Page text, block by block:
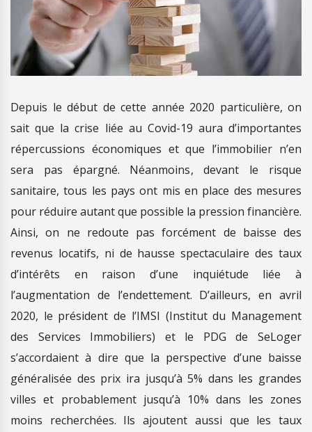
Depuis le début de cette année 2020 particulière, on
sait que la crise liée au Covid-19 aura d’importantes
répercussions économiques et que l’immobilier n’en
sera pas épargné. Néanmoins, devant le risque
sanitaire, tous les pays ont mis en place des mesures
pour réduire autant que possible la pression financière.
Ainsi, on ne redoute pas forcément de baisse des
revenus locatifs, ni de hausse spectaculaire des taux
d’intérêts en raison d’une inquiétude liée à
l’augmentation de l’endettement. D’ailleurs, en avril
2020, le président de l’IMSI (Institut du Management
des Services Immobiliers) et le PDG de SeLoger
s’accordaient à dire que la perspective d’une baisse
généralisée des prix ira jusqu’à 5% dans les grandes
villes et probablement jusqu’à 10% dans les zones
moins recherchées. Ils ajoutent aussi que les taux